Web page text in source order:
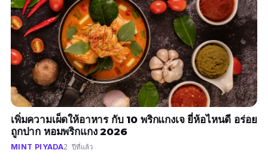
เพิ่มความเผ็ดให้อาหาร กับ 10 พริกแกงเจ ยี่ห้อไหนดี อร่อย
ถูกปาก หอมพริกแกง 2026
MINT PIYADA2 ปีที่แล้ว